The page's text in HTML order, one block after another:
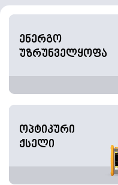
ენერგო
უზრუნველყოფა
ოპტიკური
ქსელი